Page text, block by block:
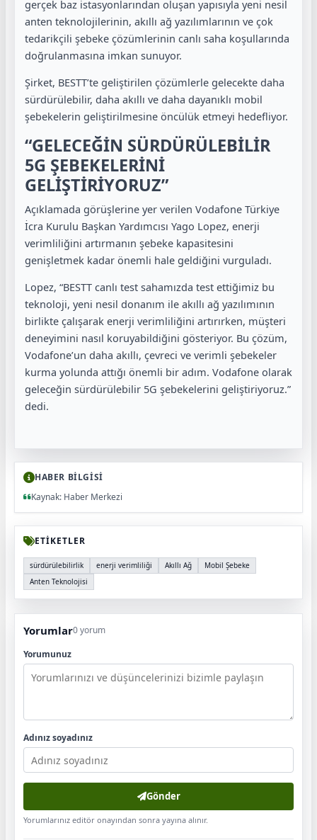
gerçek baz istasyonlarından oluşan yapısıyla yeni nesil
anten teknolojilerinin, akıllı ağ yazılımlarının ve çok
tedarikçili şebeke çözümlerinin canlı saha koşullarında
doğrulanmasına imkan sunuyor.
Şirket, BESTT’te geliştirilen çözümlerle gelecekte daha
sürdürülebilir, daha akıllı ve daha dayanıklı mobil
şebekelerin geliştirilmesine öncülük etmeyi hedefliyor.
“GELECEĞİN SÜRDÜRÜLEBİLİR
5G ŞEBEKELERİNİ
GELİŞTİRİYORUZ”
Açıklamada görüşlerine yer verilen Vodafone Türkiye
İcra Kurulu Başkan Yardımcısı Yago Lopez, enerji
verimliliğini artırmanın şebeke kapasitesini
genişletmek kadar önemli hale geldiğini vurguladı.
Lopez, “BESTT canlı test sahamızda test ettiğimiz bu
teknoloji, yeni nesil donanım ile akıllı ağ yazılımının
birlikte çalışarak enerji verimliliğini artırırken, müşteri
deneyimini nasıl koruyabildiğini gösteriyor. Bu çözüm,
Vodafone’un daha akıllı, çevreci ve verimli şebekeler
kurma yolunda attığı önemli bir adım. Vodafone olarak
geleceğin sürdürülebilir 5G şebekelerini geliştiriyoruz.”
dedi.
HABER BİLGİSİ
Kaynak: Haber Merkezi
ETİKETLER
sürdürülebilirlik enerji verimliliği Akıllı Ağ
Mobil Şebeke
Anten Teknolojisi
Yorumlar0 yorum
Yorumunuz
Adınız soyadınız
Gönder
Yorumlarınız editör onayından sonra yayına alınır.